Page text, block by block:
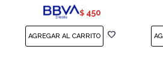
$ 450